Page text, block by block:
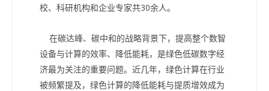
校、科研机构和企业专家共30余人。
在碳达峰、碳中和的战略背景下，提高整个数智
设备与计算的效率、降低能耗，是绿色低碳数字经
济最为关注的重要问题。近几年，绿色计算在行业
被频繁提及，绿色计算的降低能耗与提质增效成为